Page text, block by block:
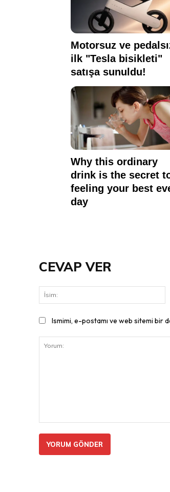
CEVAP VER
Ismimi, e-postamı ve web sitemi bir